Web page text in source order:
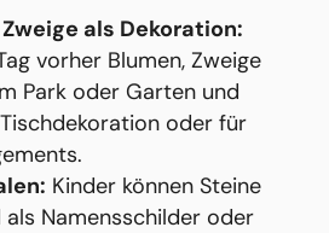
als Dekoration:
vorher Blumen, Zweige
Park oder Garten und
oder für
Kinder können Steine
als Namensschilder oder